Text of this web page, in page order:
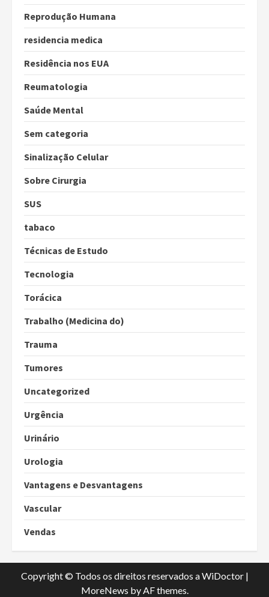
Reprodução Humana
residencia medica
Residência nos EUA
Reumatologia
Saúde Mental
Sem categoria
Sinalização Celular
Sobre Cirurgia
SUS
tabaco
Técnicas de Estudo
Tecnologia
Torácica
Trabalho (Medicina do)
Trauma
Tumores
Uncategorized
Urgência
Urinário
Urologia
Vantagens e Desvantagens
Vascular
Vendas
Copyright © Todos os direitos reservados a WiDoctor |
MoreNews by AF themes.